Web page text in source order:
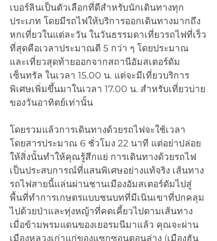
เบอร์ลินเป็นตัวเลือกที่ดีสำหรับนักเดินทางทุก
ประเภท โดยมีรถไฟให้บริการออกเดินทางมากถึง
หกเที่ยวในแต่ละวัน ในวันธรรมดาเที่ยวรถไฟที่เร็ว
ที่สุดคือเวลาประมาณตี 5 กว่า ๆ โดยประมาณ
และเที่ยวสุดท้ายออกจากสถานีอัมสเตอร์ดัม
เซ็นทรัล ในเวลา 15.00 น. แต่จะมีเที่ยวบริการ
พิเศษเพิ่มขึ้นมาในเวลา 17.00 น. สำหรับเที่ยวบ่าย
ของวันอาทิตย์เท่านั้น
โดยรวมแล้วการเดินทางด้วยรถไฟจะใช้เวลา
โดยสารประมาณ 6 ชั่วโมง 22 นาที แต่อย่าปล่อย
ให้สิ่งนั้นทำให้คุณรู้สึกแย่ การเดินทางด้วยรถไฟ
เป็นประสบการณ์ที่แสนพิเศษอย่างแท้จริง เส้นทาง
รถไฟสายนี้แล่นผ่านชานเมืองอัมสเตอร์ดัมไปสู่
พื้นที่ทำการเกษตรแบบชนบทที่มีเนินเขาที่ปกคลุม
ไปด้วยป่าและทุ่งหญ้าที่คดเคี้ยวไปตามเส้นทาง
เมื่อข้ามพรมแดนของเยอรมนีมาแล้ว คุณจะผ่าน
เมืองหลวงเก่าแก่ของแซกซอนตอนล่าง (เมืองฮัน